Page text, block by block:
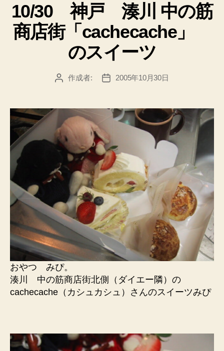
ー
10/30 神戸 湊川 中の筋
商店街「cachecache」
のスイーツ
投
作成者:
投
2005年10月30日
おやつ みぴ。
湊川 中の筋商店街北側（ダイエー隣）の
cachecache（カシュカシュ）さんのスイーツみぴ